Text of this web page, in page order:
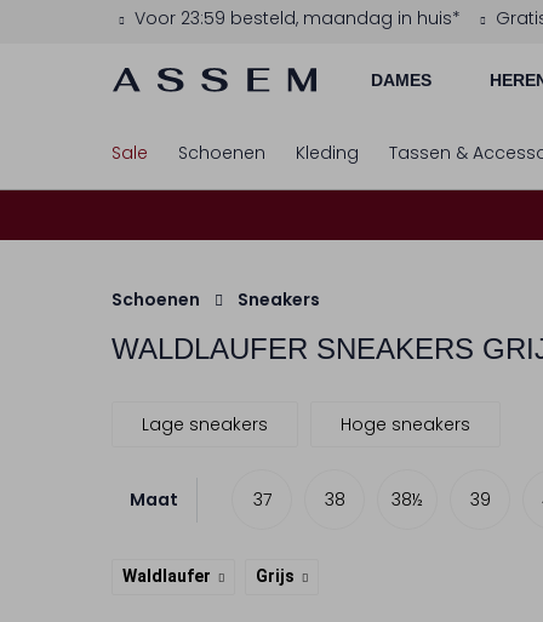
Voor 23:59 besteld, maandag in huis*
DAMES
Sale Schoenen Kleding Tassen &
Schoenen Sneakers
WALDLAUFER SNEAKERS
Lage sneakers Hoge sneakers
Maat 37 38 38½ 39
Waldlaufer Grijs